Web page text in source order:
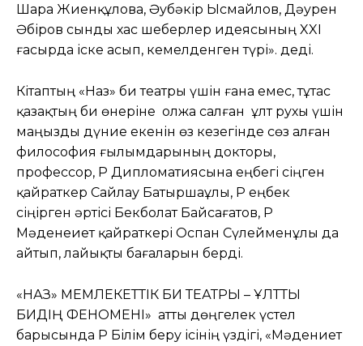
Шара Жиенқұлова, Әубәкір Ысмайлов, Дәурен
Әбіров сынды хас шеберлер идеясының XXI
ғасырда іске асып, кемелденген түрі». деді.
Кітаптың «Наз» би театры үшін ғана емес, тұтас
қазақтың би өнеріне олжа салған ұлт рухы үшін
маңызды дүние екенін өз кезегінде сөз алған
философия ғылымдарының докторы,
профессор, ҚР Дипломатиясына еңбегі сіңген
қайраткер Сайлау Батыршаұлы, ҚР еңбек
сіңірген әртісі Бекболат Байсағатов, ҚР
Мәденеиет қайраткері Оспан Сүлейменұлы да
айтып, лайықты бағаларын берді.
«НАЗ» МЕМЛЕКЕТТІК БИ ТЕАТРЫ – ҰЛТТЫҚ
БИДІҢ ФЕНОМЕНІ» атты дөңгелек үстел
барысында ҚР Білім беру ісінің үздігі, «Мәдениет